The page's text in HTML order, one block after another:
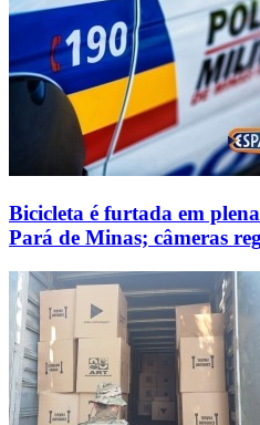
Bicicleta é furtada em
Pará de Minas; câmeras